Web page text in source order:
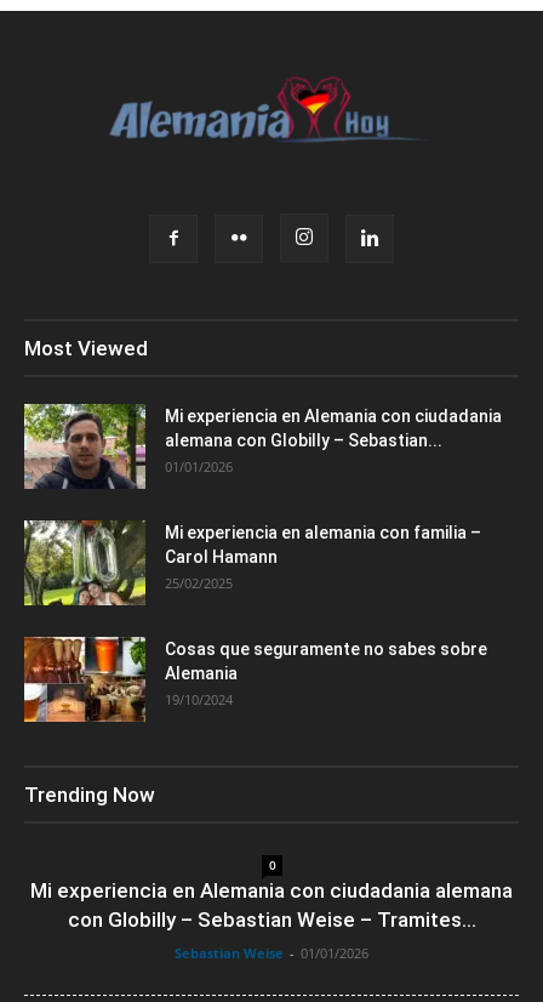
Most Viewed
Mi experiencia en Alemania con ciudadania
alemana con Globilly – Sebastian...
01/01/2026
Mi experiencia en alemania con familia –
Carol Hamann
25/02/2025
Cosas que seguramente no sabes sobre
Alemania
19/10/2024
Trending Now
0
Mi experiencia en Alemania con ciudadania alemana
con Globilly – Sebastian Weise – Tramites...
Sebastian Weise - 01/01/2026